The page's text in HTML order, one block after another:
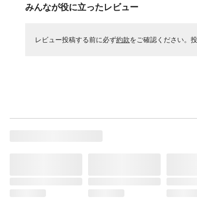
みんなが役に立ったレビュー
レビュー投稿する前に必ず約款をご確認ください。